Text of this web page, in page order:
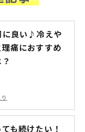
に良い♪冷えや
痛におすすめ
も続けたい！